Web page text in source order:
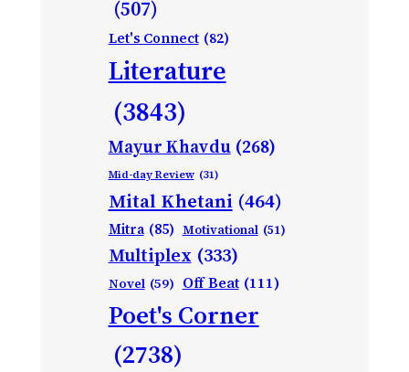
(507)
Let's Connect (82)
Literature
(3843)
Mayur Khavdu (268)
Mid-day Review (31)
Mital Khetani (464)
Mitra (85) Motivational (51)
Multiplex (333)
Novel (59) Off Beat (111)
Poet's Corner
(2738)